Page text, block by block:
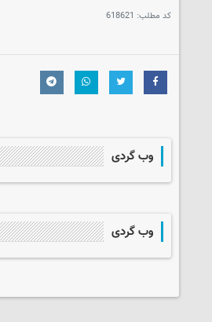
کد مطلب: 618621
وب گردی
وب گردی